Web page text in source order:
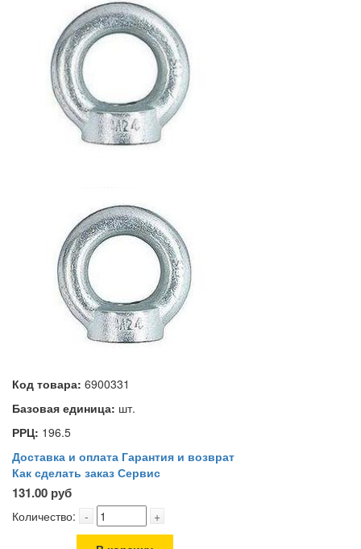
Код товара: 6900331
Базовая единица: шт.
РРЦ: 196.5
Доставка и оплата Гарантия и возврат
Как сделать заказ Сервис
131.00 руб
Количество: - +